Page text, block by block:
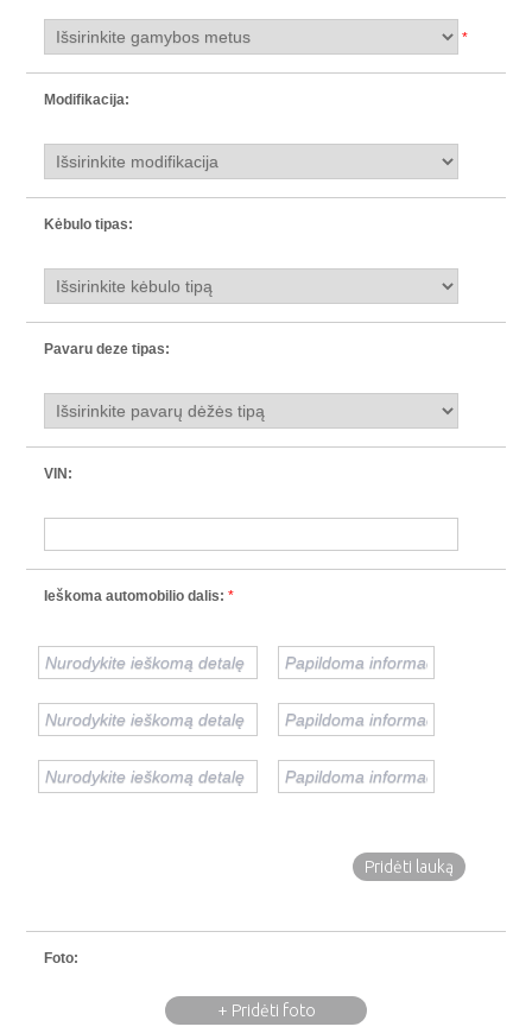
*
Modifikacija:
Kėbulo tipas:
Pavaru deze tipas:
VIN:
Ieškoma automobilio dalis: *
Pridėti lauką
Foto:
+ Pridėti foto